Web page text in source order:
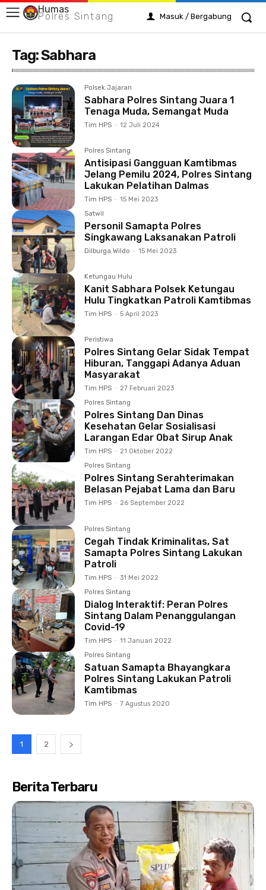
Humas
Polres Sintang Masuk / Bergabung
Tag:Sabhara
Polsek Jajaran
Sabhara Polres Sintang Juara 1
Tenaga Muda, Semangat Muda
Tim HPS - 12 Juli 2024
Polres Sintang
Antisipasi Gangguan Kamtibmas
Jelang Pemilu 2024, Polres Sintang
Lakukan Pelatihan Dalmas
Tim HPS - 15 Mei 2023
Satwil
Personil Samapta Polres
Singkawang Laksanakan Patroli
Dilburga Wildo - 15 Mei 2023
Ketungau Hulu
Kanit Sabhara Polsek Ketungau
Hulu Tingkatkan Patroli Kamtibmas
Tim HPS - 5 April 2023
Peristiwa
Polres Sintang Gelar Sidak Tempat
Hiburan, Tanggapi Adanya Aduan
Masyarakat
Tim HPS - 27 Februari 2023
Polres Sintang
Polres Sintang Dan Dinas
Kesehatan Gelar Sosialisasi
Larangan Edar Obat Sirup Anak
Tim HPS - 21 Oktober 2022
Polres Sintang
Polres Sintang Serahterimakan
Belasan Pejabat Lama dan Baru
Tim HPS - 26 September 2022
Polres Sintang
Cegah Tindak Kriminalitas, Sat
Samapta Polres Sintang Lakukan
Patroli
Tim HPS - 31 Mei 2022
Polres Sintang
Dialog Interaktif: Peran Polres
Sintang Dalam Penanggulangan
Covid-19
Tim HPS - 11 Januari 2022
Polres Sintang
Satuan Samapta Bhayangkara
Polres Sintang Lakukan Patroli
Kamtibmas
Tim HPS - 7 Agustus 2020
1 2
Berita Terbaru